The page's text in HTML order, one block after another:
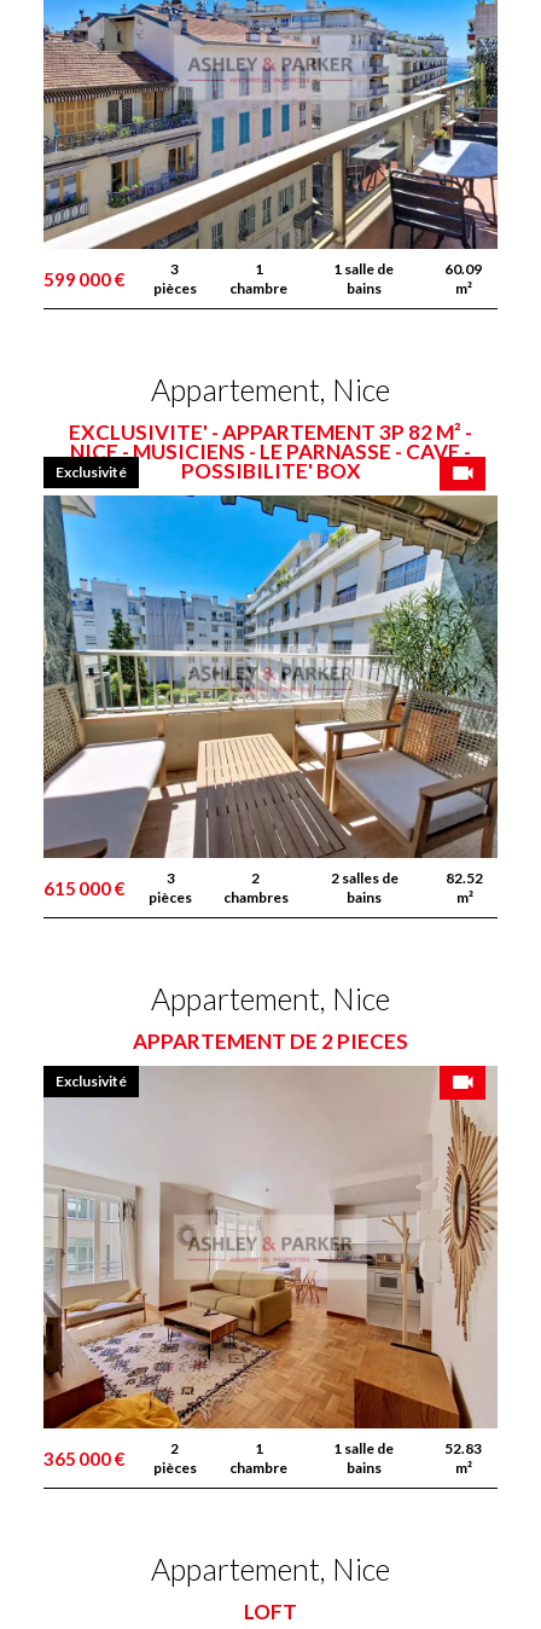
599 000 €
3
pièces
1
chambre
1 salle de
bains
60.09
m²
Appartement, Nice
EXCLUSIVITE' - APPARTEMENT 3P 82 M² -
NICE - MUSICIENS - LE PARNASSE - CAVE -
POSSIBILITE' BOX
615 000 €
3
pièces
2
chambres
2 salles de
bains
82.52
m²
Exclusivité
Appartement, Nice
APPARTEMENT DE 2 PIECES
365 000 €
2
pièces
1
chambre
1 salle de
bains
52.83
m²
Exclusivité
Appartement, Nice
LOFT